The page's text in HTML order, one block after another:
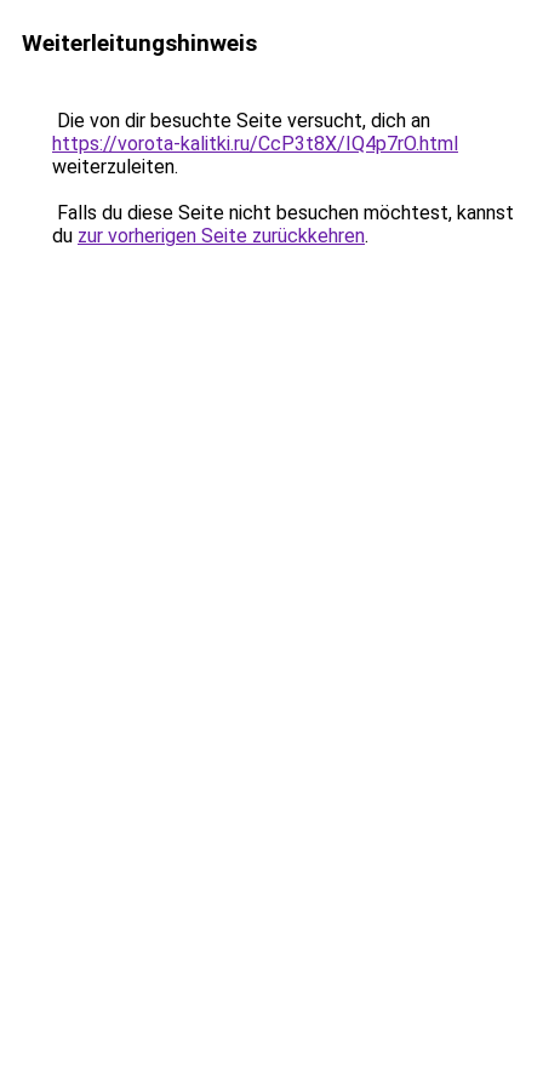
Weiterleitungshinweis
Die von dir besuchte Seite versucht, dich an
https://vorota-kalitki.ru/CcP3t8X/IQ4p7rO.html
weiterzuleiten.
Falls du diese Seite nicht besuchen möchtest, kannst
du zur vorherigen Seite zurückkehren.